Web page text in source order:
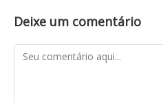
Deixe um comentário